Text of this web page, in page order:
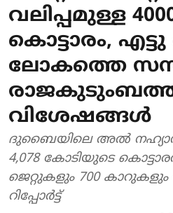
വലിപ്പമുള്ള
കൊട്ടാരം,
ലോകത്തെ
വിശേഷങ്ങള്‍
ദുബൈയിലെ അല്‍
4,078 കോടിയുടെ
ജെറ്റുകളും 700 കാറുകളും
റിപ്പോര്‍ട്ട്